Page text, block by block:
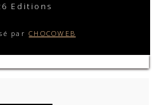
Editions
parCHOCOWEB